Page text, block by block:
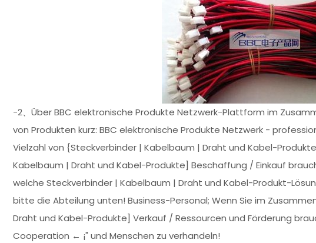
-2、Über BBC elektronische Produkte Netzwerk-Plattform im
von Produkten kurz: BBC elektronische Produkte Netzwerk -
Vielzahl von {Steckverbinder | Kabelbaum | Draht und Kabel-
Kabelbaum | Draht und Kabel-Produkte] Beschaffung / Einkauf
welche Steckverbinder | Kabelbaum | Draht und Kabel-Produkt-
bitte die Abteilung unten! Business-Personal; Wenn Sie im
Draht und Kabel-Produkte] Verkauf / Ressourcen und Förderung
Cooperation ← ¡" und Menschen zu verhandeln!